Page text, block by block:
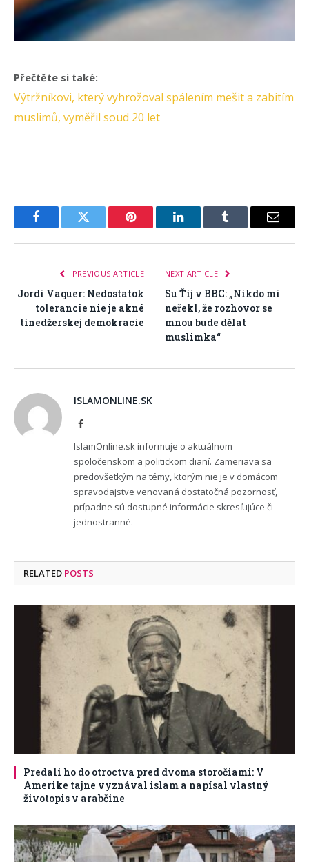
Přečtěte si také:
Výtržníkovi, který vyhrožoval spálením mešit a zabitím
muslimů, vyměřil soud 20 let
FacebookTwitter Pinterest LinkedInTumblr Email
PREVIOUS ARTICLE
Jordi Vaquer: Nedostatok
tolerancie nie je akné
tínedžerskej demokracie
NEXT ARTICLE
Su Ťij v BBC: „Nikdo mi
neřekl, že rozhovor se
mnou bude dělat
muslimka“
ISLAMONLINE.SK
Facebook
IslamOnline.sk informuje o aktuálnom
spoločenskom a politickom dianí. Zameriava sa
predovšetkým na témy, ktorým nie je v domácom
spravodajstve venovaná dostatočná pozornosť,
prípadne sú dostupné informácie skresľujúce či
jednostranné.
RELATED POSTS
Predali ho do otroctva pred dvoma storočiami: V
Amerike tajne vyznával islam a napísal vlastný
životopis v arabčine